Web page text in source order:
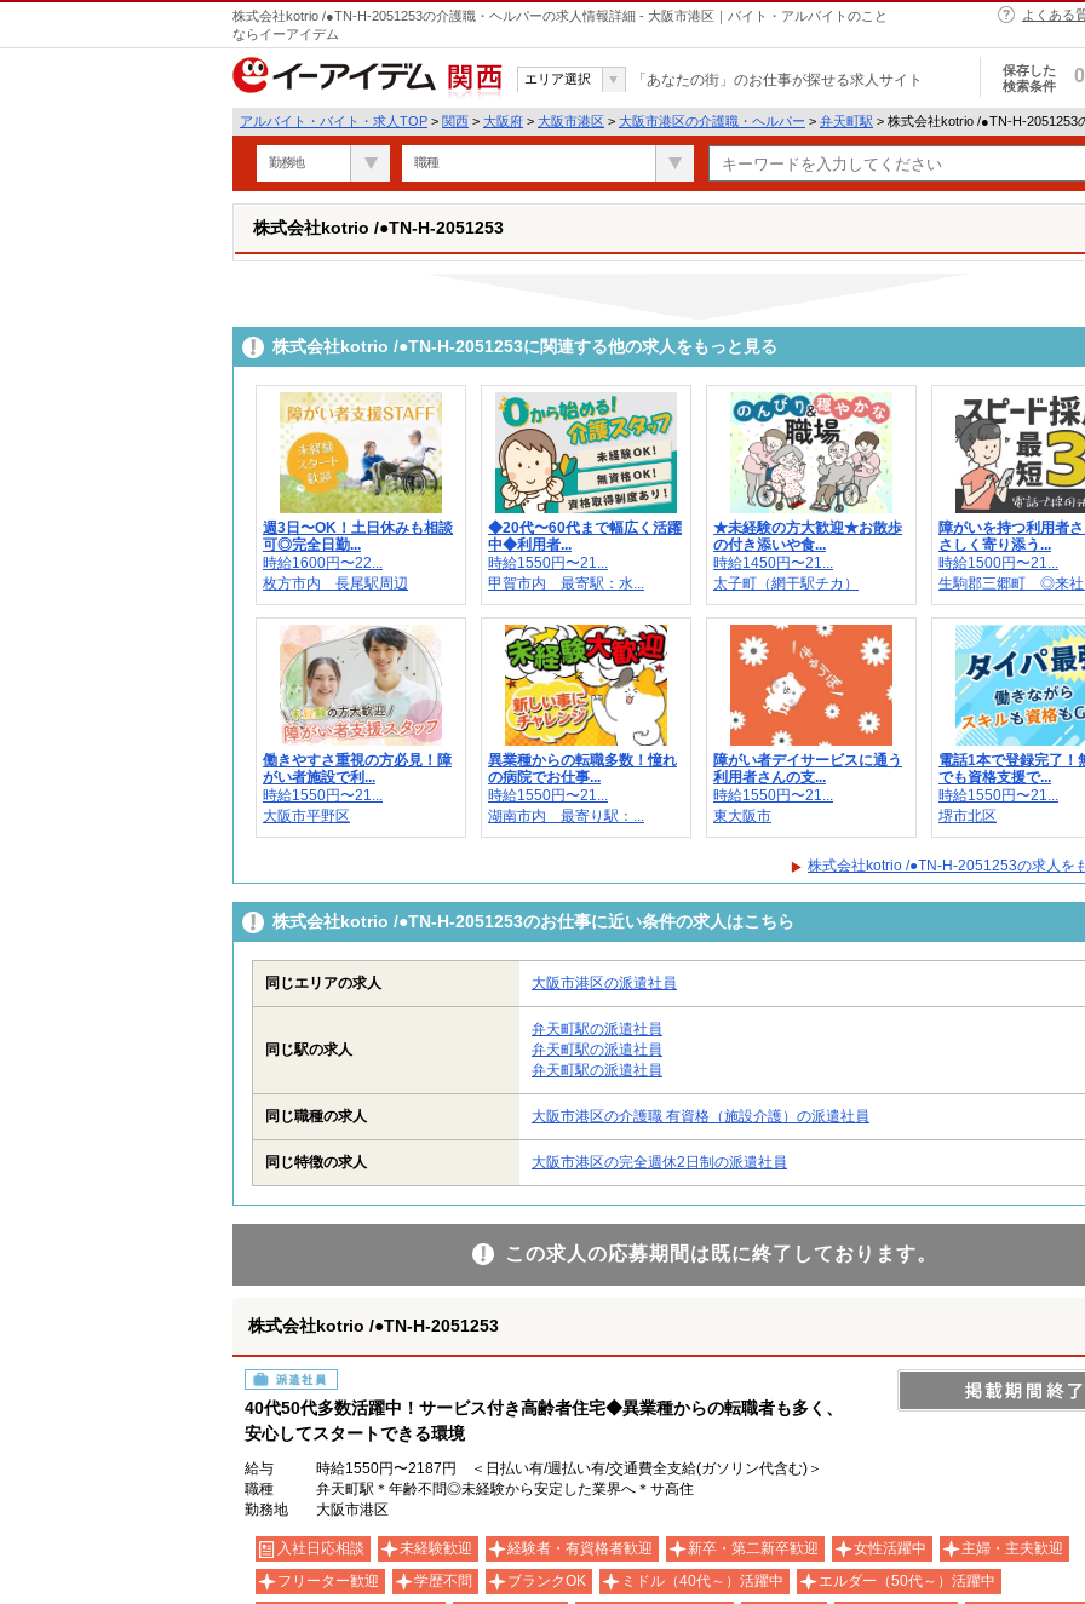
株式会社kotrio /●TN-H-2051253の介護職・ヘルパーの求人情報詳細 - 大阪市港区｜バイト・アルバイトのこと
ならイーアイデム
よくある
関西
エリア選択 「あなたの街」のお仕事が探せる求人サイト
保存した
検索条件
0
アルバイト・バイト・求人TOP > 関西 > 大阪府 > 大阪市港区 > 大阪市港区の介護職・ヘルパー > 弁天町駅 > 株式会社kotrio /●TN-H-2051253
勤務地 職種
株式会社kotrio /●TN-H-2051253
株式会社kotrio /●TN-H-2051253に関連する他の求人をもっと見る
週3日〜OK！土日休みも相談
可◎完全日勤...
時給1600円〜22...
枚方市内 長尾駅周辺
◆20代〜60代まで幅広く活躍
中◆利用者...
時給1550円〜21...
甲賀市内 最寄駅：水...
★未経験の方大歓迎★お散歩
の付き添いや食...
時給1450円〜21...
太子町（網干駅チカ）
障がいを持つ利用者
さしく寄り添う...
時給1500円〜21...
生駒郡三郷町 ◎来社
働きやすさ重視の方必見！障
がい者施設で利...
時給1550円〜21...
大阪市平野区
異業種からの転職多数！憧れ
の病院でお仕事...
時給1550円〜21...
湖南市内 最寄り駅：...
障がい者デイサービスに通う
利用者さんの支...
時給1550円〜21...
東大阪市
電話1本で登録完了！
でも資格支援で...
時給1550円〜21...
堺市北区
株式会社kotrio /●TN-H-2051253の求人を
株式会社kotrio /●TN-H-2051253のお仕事に近い条件の求人はこちら
同じエリアの求人 大阪市港区の派遣社員
同じ駅の求人
弁天町駅の派遣社員
弁天町駅の派遣社員
弁天町駅の派遣社員
同じ職種の求人 大阪市港区の介護職 有資格（施設介護）の派遣社員
同じ特徴の求人 大阪市港区の完全週休2日制の派遣社員
この求人の応募期間は既に終了しております。
株式会社kotrio /●TN-H-2051253
派遣社員
40代50代多数活躍中！サービス付き高齢者住宅◆異業種からの転職者も多く、
安心してスタートできる環境
給与
時給1550円〜2187円 ＜日払い有/週払い有/交通費全支給(ガソリン代含む)＞
職種
弁天町駅＊年齢不問◎未経験から安定した業界へ＊サ高住
勤務地
大阪市港区
入社日応相談 未経験歓迎 経験者・有資格者歓迎 新卒・第二新卒歓迎 女性活躍中
主婦・主夫歓迎
フリーター歓迎
学歴不問 ブランクOK ミドル（40代～）活躍中
エルダー（50代～）活躍中